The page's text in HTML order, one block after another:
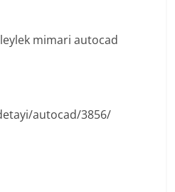
mimari autocad
autocad/3856/